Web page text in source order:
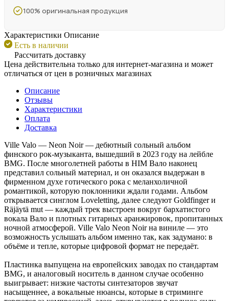
100% оригинальная продукция
Характеристики Описание
Есть в наличии
Рассчитать доставку
Цена действительна только для интернет-магазина и может
отличаться от цен в розничных магазинах
Описание
Отзывы
Характеристики
Оплата
Доставка
Ville Valo — Neon Noir — дебютный сольный альбом
финского рок-музыканта, вышедший в 2023 году на лейбле
BMG. После многолетней работы в HIM Вало наконец
представил сольный материал, и он оказался выдержан в
фирменном духе готического рока с меланхоличной
романтикой, которую поклонники ждали годами. Альбом
открывается синглом Loveletting, далее следуют Goldfinger и
Räjäytä mut — каждый трек выстроен вокруг бархатистого
вокала Вало и плотных гитарных аранжировок, пропитанных
ночной атмосферой. Ville Valo Neon Noir на виниле — это
возможность услышать альбом именно так, как задумано: в
объёме и тепле, которые цифровой формат не передаёт.
Пластинка выпущена на европейских заводах по стандартам
BMG, и аналоговый носитель в данном случае особенно
выигрывает: низкие частоты синтезаторов звучат
насыщеннее, а вокальные нюансы, которые в стриминге